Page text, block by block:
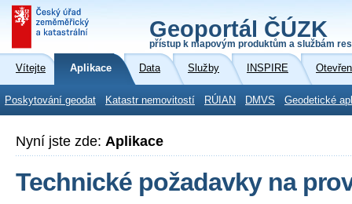
Geoportál ČÚZK
přístup k mapovým produktům a službám
Vítejte Aplikace Data Služby INSPIRE
Poskytování geodat Katastr nemovitostí RÚIAN DMVS Geodetické
Nyní jste zde: Aplikace
Technické požadavky na